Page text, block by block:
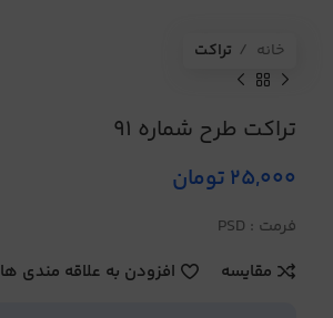
خانه تراکت
تراکت طرح شماره 91
25,000تومان
فرمت : PSD
مقایسه
افزودن به علاقه مندی ها